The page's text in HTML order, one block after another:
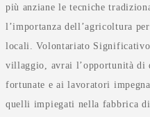
più anziane le tecniche
l’importanza dell’agricoltura
locali. Volontariato
villaggio, avrai l’opportunità di
fortunate e ai lavoratori
quelli impiegati nella fabbrica